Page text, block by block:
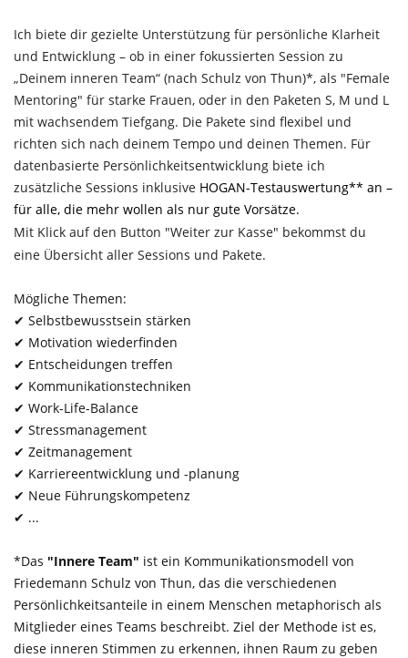
Ich biete dir gezielte Unterstützung für persönliche Klarheit
und Entwicklung – ob in einer fokussierten Session zu
„Deinem inneren Team“ (nach Schulz von Thun)*, als "Female
Mentoring" für starke Frauen, oder in den Paketen S, M und L
mit wachsendem Tiefgang. Die Pakete sind flexibel und
richten sich nach deinem Tempo und deinen Themen. Für
datenbasierte Persönlichkeitsentwicklung biete ich
zusätzliche Sessions inklusive HOGAN-Testauswertung** an –
für alle, die mehr wollen als nur gute Vorsätze.
Mit Klick auf den Button "Weiter zur Kasse" bekommst du
eine Übersicht aller Sessions und Pakete.
Mögliche Themen:
✔ Selbstbewusstsein stärken
✔ Motivation wiederfinden
✔ Entscheidungen treffen
✔ Kommunikationstechniken
✔ Work-Life-Balance
✔ Stressmanagement
✔ Zeitmanagement
✔ Karriereentwicklung und -planung
✔ Neue Führungskompetenz
✔ ...
*Das "Innere Team" ist ein Kommunikationsmodell von
Friedemann Schulz von Thun, das die verschiedenen
Persönlichkeitsanteile in einem Menschen metaphorisch als
Mitglieder eines Teams beschreibt. Ziel der Methode ist es,
diese inneren Stimmen zu erkennen, ihnen Raum zu geben